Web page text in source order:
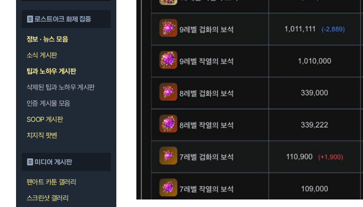
로스트아크 화제 집중
정보 · 뉴스 모음
소식 게시판
팁과 노하우 게시판
삭제된 팁과 노하우 게시판
인증 게시물 모음
SOOP 게시판
치지직 팟벤
미디어 게시판
팬아트 카툰 갤러리
스크린샷 갤러리